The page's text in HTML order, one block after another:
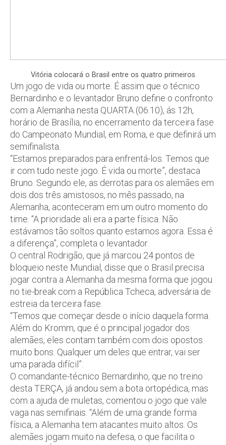
Vitória colocará o Brasil entre os quatro primeiros
Um jogo de vida ou morte. É assim que o técnico
Bernardinho e o levantador Bruno define o confronto
com a Alemanha nesta QUARTA (06.10), ás 12h,
horário de Brasília, no encerramento da terceira fase
do Campeonato Mundial, em Roma, e que definirá um
semifinalista.
“Estamos preparados para enfrentá-los. Temos que
ir com tudo neste jogo. É vida ou morte”, destaca
Bruno. Segundo ele, as derrotas para os alemães em
dois dos três amistosos, no mês passado, na
Alemanha, aconteceram em um outro momento do
time. “A prioridade ali era a parte física. Não
estávamos tão soltos quanto estamos agora. Essa é
a diferença”, completa o levantador.
O central Rodrigão, que já marcou 24 pontos de
bloqueio neste Mundial, disse que o Brasil precisa
jogar contra a Alemanha da mesma forma que jogou
no tie-break com a República Tcheca, adversária de
estreia da terceira fase.
“Temos que começar desde o início daquela forma.
Além do Kromm, que é o principal jogador dos
alemães, eles contam também com dois opostos
muito bons. Qualquer um deles que entrar, vai ser
uma parada difícil”.
O comandante-técnico Bernardinho, que no treino
desta TERÇA, já andou sem a bota ortopédica, mas
com a ajuda de muletas, comentou o jogo que vale
vaga nas semifinais. “Além de uma grande forma
física, a Alemanha tem atacantes muito altos. Os
alemães jogam muito na defesa, o que facilita o